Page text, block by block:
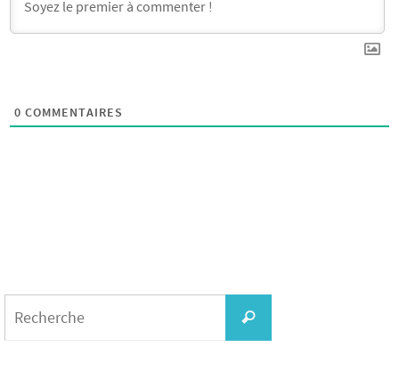
0 COMMENTAIRES
Recherche